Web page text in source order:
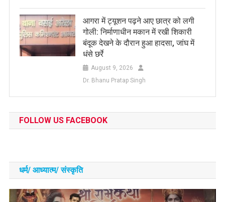
आगरा में ट्यूशन पढ़ने आए छात्र को लगी
गोली: निर्माणाधीन मकान में रखी शिकारी
बंदूक देखने के दौरान हुआ हादसा, जांघ में
धंसे छर्रे
August 9, 2026
Dr. Bhanu Pratap Singh
FOLLOW US FACEBOOK
धर्म/ आध्‍यात्‍म/ संस्‍कृति